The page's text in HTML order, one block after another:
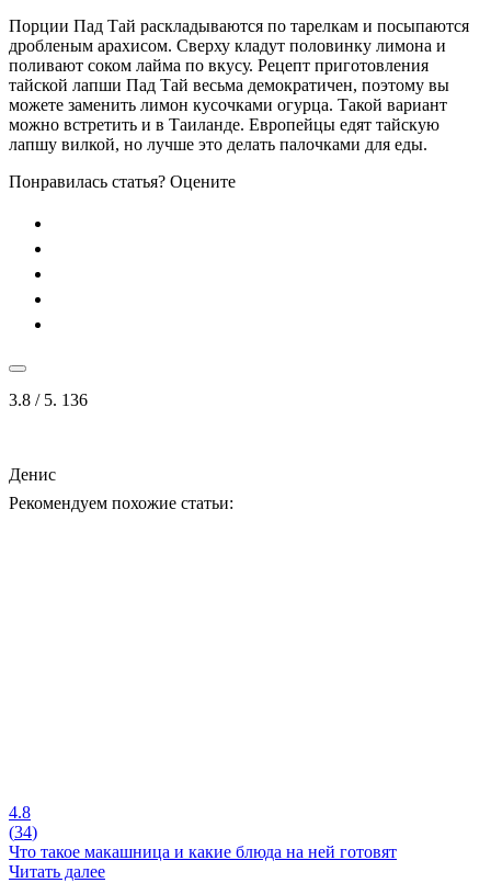
Порции Пад Тай раскладываются по тарелкам и посыпаются
дробленым арахисом. Сверху кладут половинку лимона и
поливают соком лайма по вкусу. Рецепт приготовления
тайской лапши Пад Тай весьма демократичен, поэтому вы
можете заменить лимон кусочками огурца. Такой вариант
можно встретить и в Таиланде. Европейцы едят тайскую
лапшу вилкой, но лучше это делать палочками для еды.
Понравилась статья? Оцените
3.8 / 5. 136
Денис
Рекомендуем похожие статьи:
4.8
(34)
Что такое макашница и какие блюда на ней готовят
Читать далее